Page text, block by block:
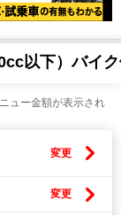
以下）バイ
ュー金額が表示され
変更
変更